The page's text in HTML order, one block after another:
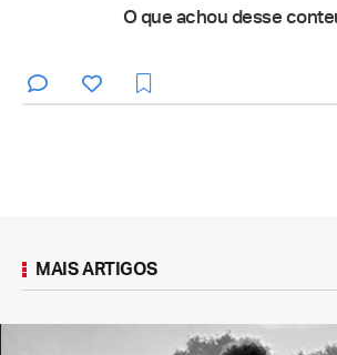
O que achou desse
MAIS ARTIGOS